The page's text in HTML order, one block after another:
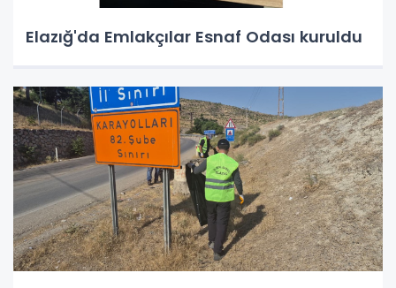
Elazığ'da Emlakçılar Esnaf Odası kuruldu